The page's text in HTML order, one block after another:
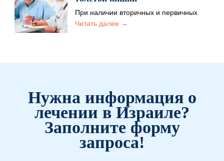
При наличии вторичных и первичных
раковых опухолей выполняется
Читать далее →
Нужна информация о
лечении в Израиле?
Заполните форму
запроса!